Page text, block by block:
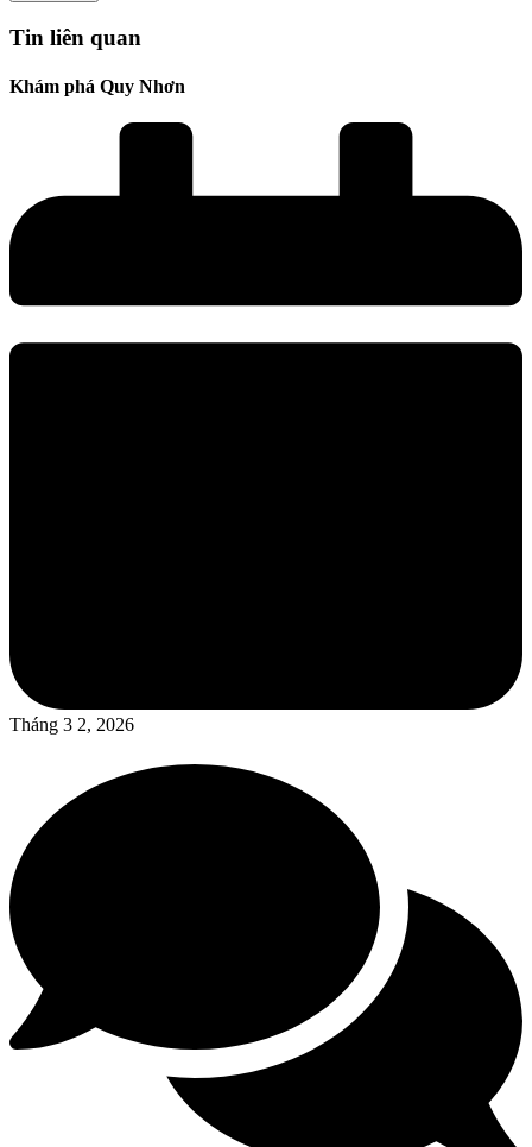
Tin liên quan
Khám phá Quy Nhơn
Tháng 3 2, 2026